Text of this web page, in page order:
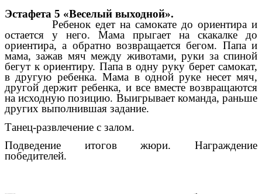
Эстафета 5 «Веселый выходной».
Ребенок едет на самокате до ориентира и
остается у него. Мама прыгает на скакалке до
ориентира, а обратно возвращается бегом. Папа и
мама, зажав мяч между животами, руки за спиной
бегут к ориентиру. Папа в одну руку берет самокат,
в другую ребенка. Мама в одной руке несет мяч,
другой держит ребенка, и все вместе возвращаются
на исходную позицию. Выигрывает команда, раньше
других выполнившая задание.
Танец-развлечение с залом.
Подведение итогов жюри. Награждение
победителей.